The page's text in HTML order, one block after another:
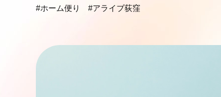
#ホーム便り
#アライブ荻窪